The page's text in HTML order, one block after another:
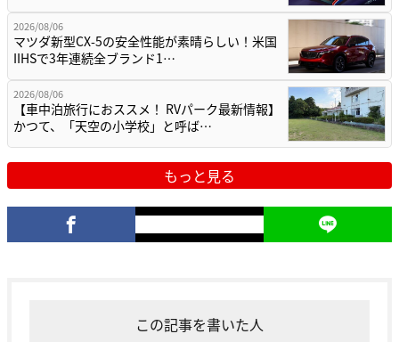
2026/08/06
マツダ新型CX-5の安全性能が素晴らしい！米国
IIHSで3年連続全ブランド1…
2026/08/06
【車中泊旅行におススメ！ RVパーク最新情報】
かつて、「天空の小学校」と呼ば…
もっと見る
この記事を書いた人